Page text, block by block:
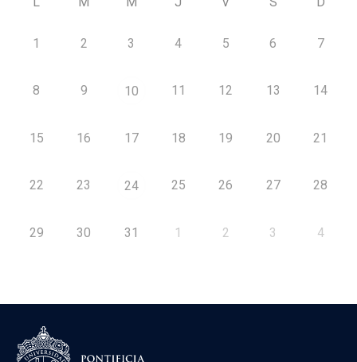
1 2 3 4 5 6 7
8 9 10 11 12 13 14
15 16 17 18 19 20 21
22 23 24 25 26 27 28
29 30 31 1 2 3 4